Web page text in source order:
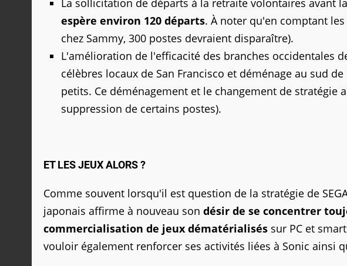
espère environ 120 départs. À noter qu'en comptant
chez Sammy, 300 postes devraient disparaître).
L'amélioration de l'efficacité des branches occidentales
célèbres locaux de San Francisco et déménage au sud
petits. Ce déménagement et le changement de stratégie
suppression de certains postes).
ET LES JEUX ALORS ?
Comme souvent lorsqu'il est question de la stratégie de
japonais affirme à nouveau son désir de se concentrer
commercialisation de jeux dématérialisés sur PC et
vouloir également renforcer ses activités liées à Sonic ainsi